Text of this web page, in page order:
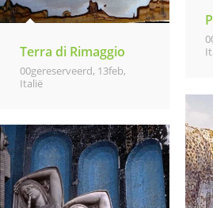
Terra di Rimaggio
00gereserveerd, 13feb,
Italië